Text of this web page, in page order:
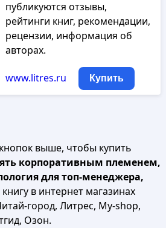
публикуются отзывы,
рейтинги книг, рекомендации,
рецензии, информация об
авторах.
www.litres.ru Купить
выше, чтобы купить
корпоративным племенем,
для топ-менеджера,
в интернет магазинах
город, Литрес, My-shop,
Озон.